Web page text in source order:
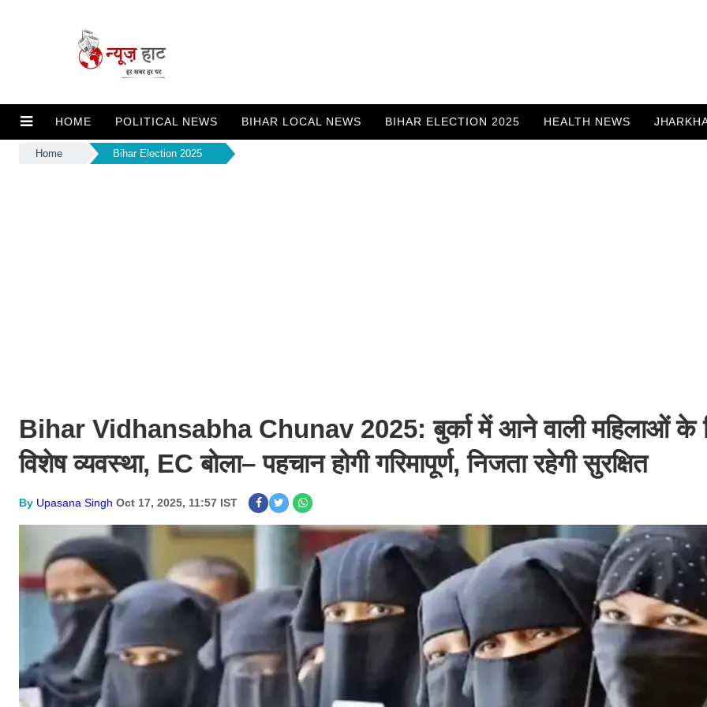
HOME POLITICAL NEWS BIHAR LOCAL NEWS BIHAR ELECTION 2025 HEALTH NEWS
Home Bihar Election 2025
Bihar Vidhansabha Chunav 2025: बुर्का में आने वाली महिलाओं के
विशेष व्यवस्था, EC बोला– पहचान होगी गरिमापूर्ण, निजता रहेगी सुरक्षित
By Upasana Singh Oct 17, 2025, 11:57 IST